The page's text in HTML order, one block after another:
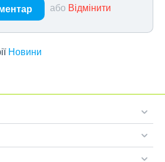
або Відмінити
Новини